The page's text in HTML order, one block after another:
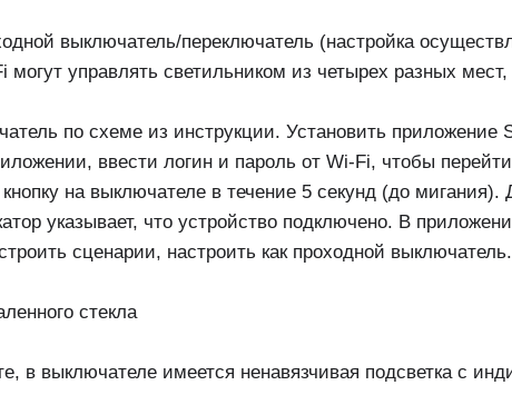
выключатель/переключатель (настройка
могут управлять светильником из четырех разных
по схеме из инструкции. Установить
ввести логин и пароль от Wi-Fi, чтобы
на выключателе в течение 5 секунд (до
указывает, что устройство подключено. В
сценарии, настроить как проходной выключатель.
стекла
в выключателе имеется ненавязчивая подсветка с